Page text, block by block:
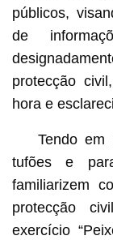
públicos,
de
protecção
hora e
Tendo em
tufões e
familiarizem
protecção
exercício